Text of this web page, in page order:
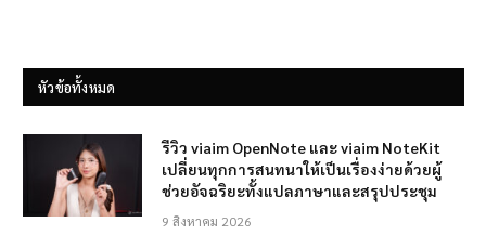
หัวข้อทั้งหมด
รีวิว viaim OpenNote และ viaim NoteKit
เปลี่ยนทุกการสนทนาให้เป็นเรื่องง่ายด้วยผู้
ช่วยอัจฉริยะทั้งแปลภาษาและสรุปประชุม
9 สิงหาคม 2026